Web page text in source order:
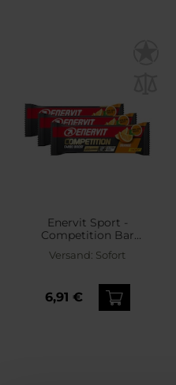
Enervit Sport -
Competition Bar
Kohlenhydratriegel
Orange 30 g - 3 Stk.
Versand: Sofort
6,91 €